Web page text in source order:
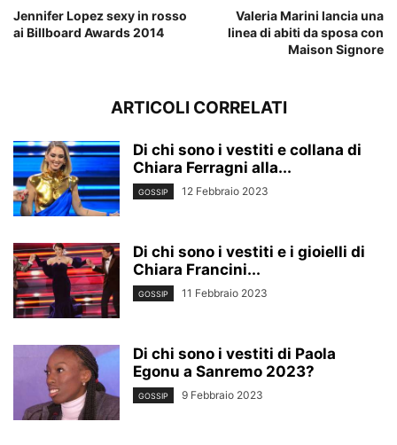
Jennifer Lopez sexy in rosso
ai Billboard Awards 2014
Valeria Marini lancia una
linea di abiti da sposa con
Maison Signore
ARTICOLI CORRELATI
Di chi sono i vestiti e collana di
Chiara Ferragni alla...
GOSSIP 12 Febbraio 2023
Di chi sono i vestiti e i gioielli di
Chiara Francini...
GOSSIP 11 Febbraio 2023
Di chi sono i vestiti di Paola
Egonu a Sanremo 2023?
GOSSIP 9 Febbraio 2023